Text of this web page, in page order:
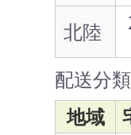
北陸
配送分
地域